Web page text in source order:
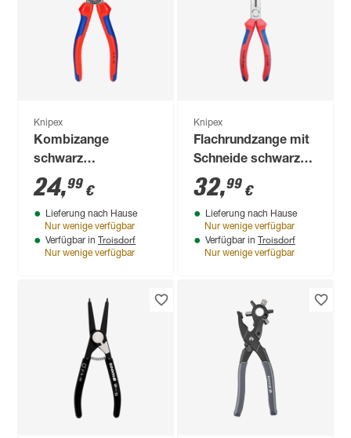
Knipex
Kombizange
schwarz
atramentiert 180
mm
24,99 €
Lieferung nach Hause
Nur wenige verfügbar
Verfügbar in Troisdorf
Nur wenige verfügbar
Knipex
Flachrundzange mit
Schneide schwarz
atramentiert 200
mm
32,99 €
Lieferung nach Hause
Nur wenige verfügbar
Verfügbar in Troisdorf
Nur wenige verfügbar